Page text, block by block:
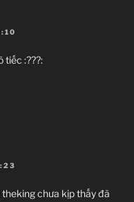
tiếc :???:
chưa kịp thấy đã